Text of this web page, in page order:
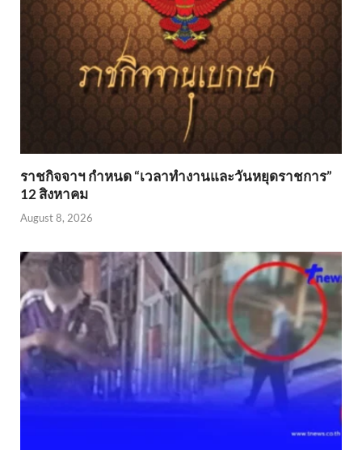
ราชกิจจาฯ กำหนด “เวลาทำงานและวันหยุดราชการ”
12 สิงหาคม
August 8, 2026